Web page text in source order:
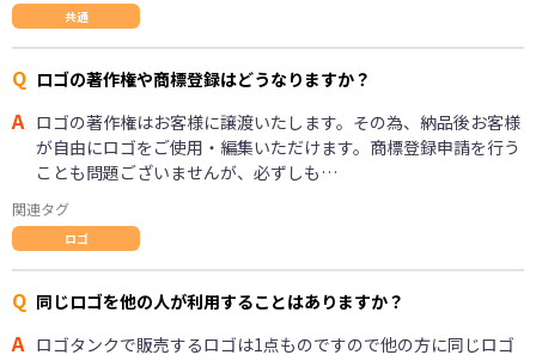
共通
Q ロゴの著作権や商標登録はどうなりますか？
A ロゴの著作権はお客様に譲渡いたします。その為、納品後お客様
が自由にロゴをご使用・編集いただけます。商標登録申請を行う
ことも問題ございませんが、必ずしも…
関連タグ
ロゴ
Q 同じロゴを他の人が利用することはありますか？
A ロゴタンクで販売するロゴは1点ものですので他の方に同じロゴ